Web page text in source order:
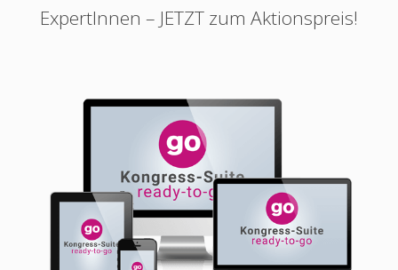
ExpertInnen – JETZT zum Aktionspreis!